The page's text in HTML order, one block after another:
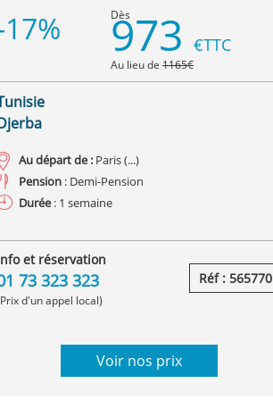
Dès
973 €TTC
Au lieu de 1165€
Au départ de : Paris (...)
Pension : Demi-Pension
Durée : 1 semaine
et réservation
73 323 323
d'un appel local)
Réf : 565770
Voir nos prix